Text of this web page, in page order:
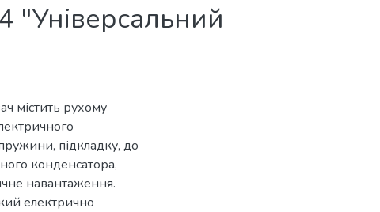
містить рухому
підкладку, до
конденсатора,
навантаження.
електрично